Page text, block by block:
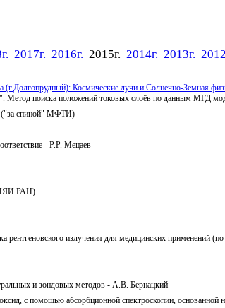
2017г. 2016г. 2015г. 2014г. 2013г.
Космические лучи и Солнечно-Земная
Метод поиска положений токовых слоёв по данным
спиной" МФТИ)
- Р.Р. Мецаев
(ИЯИ РАН)
рентгеновского излучения для медицинских применений
и зондовых методов - А.В. Бернацкий
с помощью абсорбционной спектроскопии,